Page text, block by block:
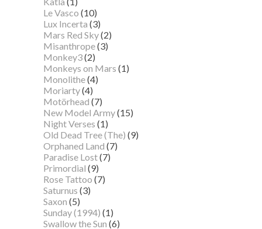
Le Vasco (10)
Lux Incerta (3)
Mars Red Sky(2)
Misanthrope(3)
Monkey3(2)
Monkeys on Mars (1)
Monolithe(4)
Moriarty(4)
Motörhead (7)
New Model Army(15)
Night Verses (1)
Old Dead Tree (The) (9)
Orphaned Land (7)
Paradise Lost(7)
Primordial (9)
Rose Tattoo (7)
Saturnus (3)
Saxon (5)
Sunday (1994) (1)
Swallow the Sun (6)